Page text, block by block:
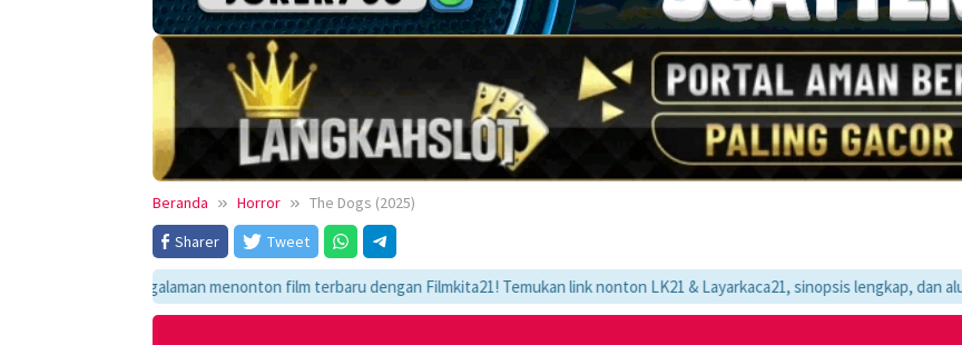
Beranda Horror
The Dogs (2025)
Sharer
Tweet
pengalaman menonton film terbaru dengan Filmkita21! Temukan link nonton LK21 & Layarkaca21, sinopsis lengkap, dan alur cerita